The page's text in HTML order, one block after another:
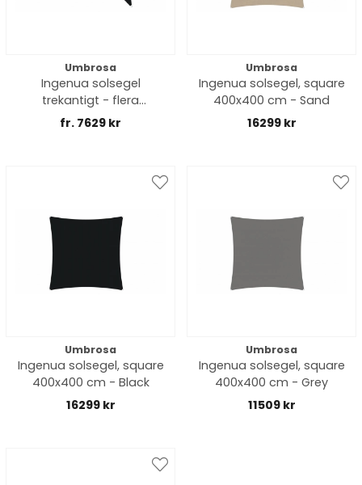
Umbrosa
Ingenua solsegel
trekantigt - flera
utföranden
fr. 7629 kr
Umbrosa
Ingenua solsegel, square
400x400 cm - Sand
16299 kr
Umbrosa
Ingenua solsegel, square
400x400 cm - Black
16299 kr
Umbrosa
Ingenua solsegel, square
400x400 cm - Grey
11509 kr